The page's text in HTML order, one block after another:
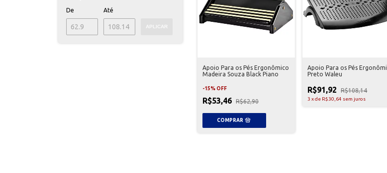
De Até
APLICAR
Apoio Para os Pés Ergonômico
Madeira Souza Black Piano
-15% OFF
R$53,46 R$62,90
Apoio Para os Pés
Preto Waleu
R$91,92 R$108,14
3 xde R$30,64 sem juros